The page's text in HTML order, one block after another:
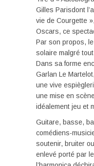
Gilles Parisdont
vie de Courgette
Oscars, ce
Par son propos,
solaire malgré
Dans sa forme
Garlan Le
une vive
une mise en
idéalement jeu et
Guitare, basse,
comédiens-
soutenir, bruiter
enlevé porté par